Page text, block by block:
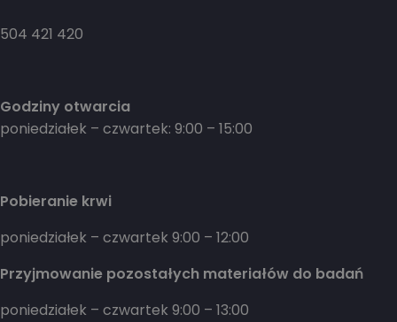
504 421 420
Godziny otwarcia
poniedziałek – czwartek: 9:00 – 15:00
Pobieranie krwi
poniedziałek – czwartek 9:00 – 12:00
Przyjmowanie pozostałych materiałów do badań
poniedziałek – czwartek 9:00 – 13:00